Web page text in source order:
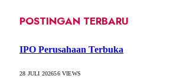
POSTINGAN TERBARU
IPO Perusahaan Terbuka
28 JULI 202656VIEWS